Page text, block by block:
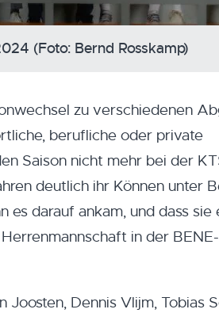
(Foto: Bernd Rosskamp)
zu verschiedenen
berufliche oder private
Saison nicht mehr bei der
deutlich ihr Können unter
es darauf ankam, und dass sie
in der
Dennis Vlijm, Tobias